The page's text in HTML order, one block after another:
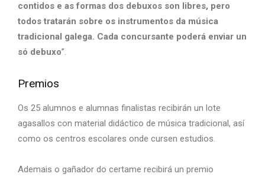
contidos e as formas dos debuxos son libres, pero
todos tratarán sobre os instrumentos da música
tradicional galega. Cada concursante poderá enviar un
só debuxo”.
Premios
Os 25 alumnos e alumnas finalistas recibirán un lote
agasallos con material didáctico de música tradicional, así
como os centros escolares onde cursen estudios.
Ademais o gañador do certame recibirá un premio